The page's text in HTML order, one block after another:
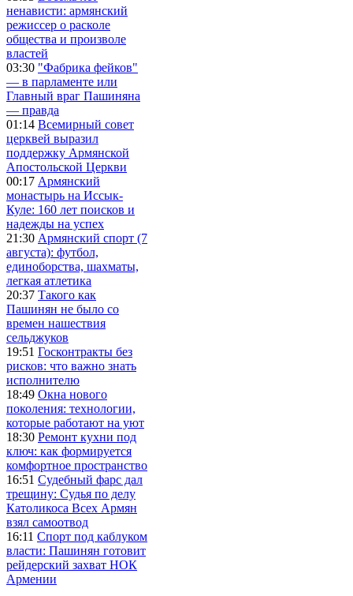
ненависти: армянский
режиссер о расколе
общества и произволе
властей
03:30 "Фабрика фейков"
— в парламенте или
Главный враг Пашиняна
— правда
01:14 Всемирный совет
церквей выразил
поддержку Армянской
Апостольской Церкви
00:17 Армянский
монастырь на Иссык-
Куле: 160 лет поисков и
надежды на успех
21:30 Армянский спорт (7
августа): футбол,
единоборства, шахматы,
легкая атлетика
20:37 Такого как
Пашинян не было со
времен нашествия
сельджуков
19:51 Госконтракты без
рисков: что важно знать
исполнителю
18:49 Окна нового
поколения: технологии,
которые работают на уют
18:30 Ремонт кухни под
ключ: как формируется
комфортное пространство
16:51 Судебный фарс дал
трещину: Судья по делу
Католикоса Всех Армян
взял самоотвод
16:11 Спорт под каблуком
власти: Пашинян готовит
рейдерский захват НОК
Армении